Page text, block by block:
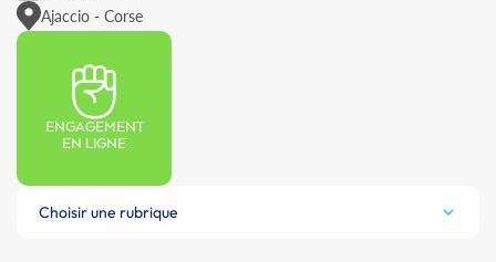
Ajaccio - Corse
ENGAGEMENT
EN LIGNE
Choisir une rubrique